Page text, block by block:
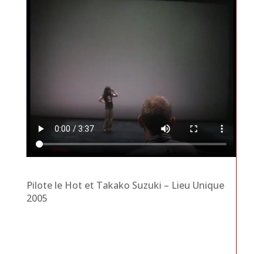
Pilote le Hot et Takako Suzuki – Lieu Unique
2005